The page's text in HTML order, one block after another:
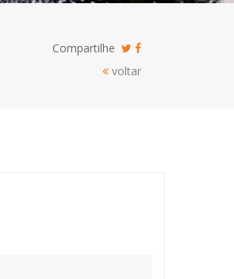
Compartilhe
voltar